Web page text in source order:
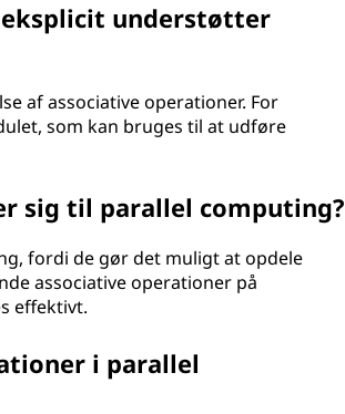
eksplicit understøtter
af associative operationer. For
som kan bruges til at udføre
sig til parallel computing?
fordi de gør det muligt at opdele
associative operationer på
effektivt.
i parallel